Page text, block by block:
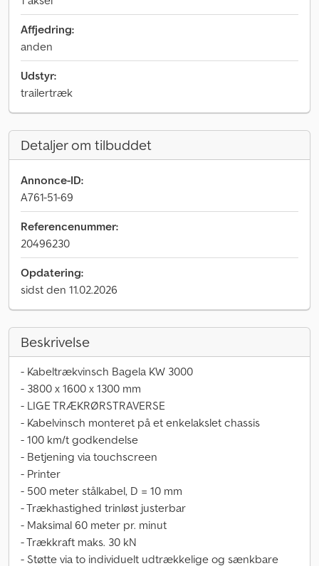
Affjedring:
anden
Udstyr:
trailertræk
Detaljer om tilbuddet
Annonce-ID:
A761-51-69
Referencenummer:
20496230
Opdatering:
sidst den 11.02.2026
Beskrivelse
- Kabeltrækvinsch Bagela KW 3000
- 3800 x 1600 x 1300 mm
- LIGE TRÆKRØRSTRAVERSE
- Kabelvinsch monteret på et enkelakslet chassis
- 100 km/t godkendelse
- Betjening via touchscreen
- Printer
- 500 meter stålkabel, D = 10 mm
- Trækhastighed trinløst justerbar
- Maksimal 60 meter pr. minut
- Trækkraft maks. 30 kN
- Støtte via to individuelt udtrækkelige og sænkbare